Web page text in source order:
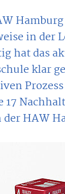
in der
hat das
klar
17
der HAW